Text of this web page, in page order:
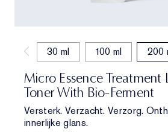
30 ml 100 ml 200
Micro Essence Treatment
Toner With Bio-Ferment
Versterk. Verzacht. Verzorg.
innerlijke glans.